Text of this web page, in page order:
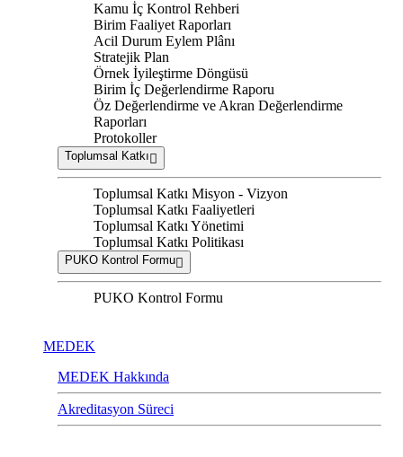
Kamu İç Kontrol Rehberi
Birim Faaliyet Raporları
Acil Durum Eylem Plânı
Stratejik Plan
Örnek İyileştirme Döngüsü
Birim İç Değerlendirme Raporu
Öz Değerlendirme ve Akran Değerlendirme
Raporları
Protokoller
Toplumsal Katkı
Toplumsal Katkı Misyon - Vizyon
Toplumsal Katkı Faaliyetleri
Toplumsal Katkı Yönetimi
Toplumsal Katkı Politikası
PUKO Kontrol Formu
PUKO Kontrol Formu
MEDEK
MEDEK Hakkında
Akreditasyon Süreci